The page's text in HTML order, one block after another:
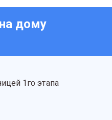
дому
1го этапа